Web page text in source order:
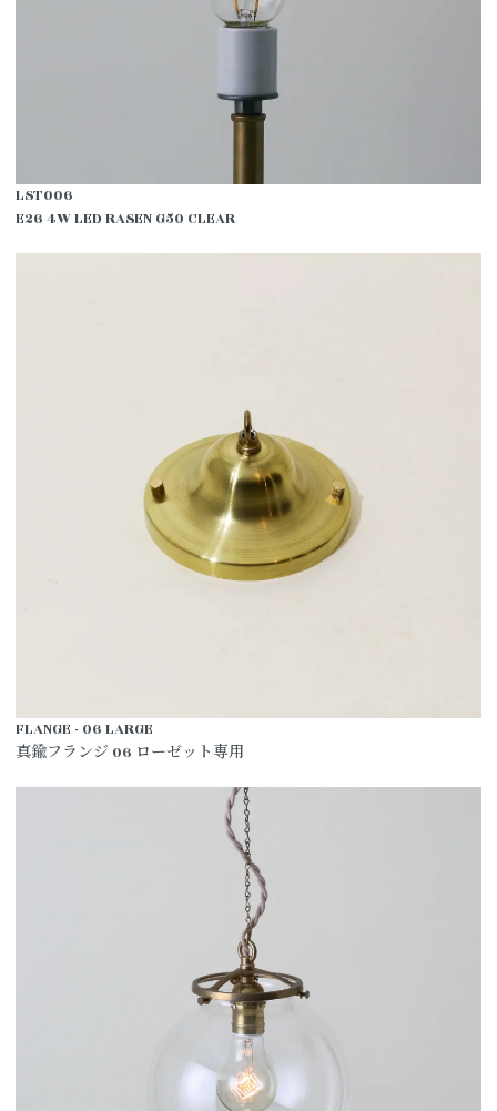
LST006
E26 4W LED RASEN G50 CLEAR
FLANGE - 06 LARGE
真鍮フランジ 06 ローゼット専用